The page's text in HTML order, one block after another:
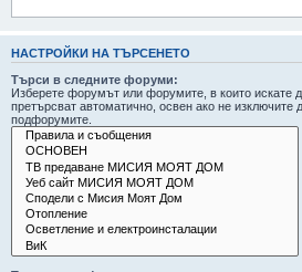
НАСТРОЙКИ НА ТЪРСЕНЕТО
Търси в следните форуми:
Изберете форумът или форумите, в които искате
претърсват автоматично, освен ако не изключите
подфорумите.